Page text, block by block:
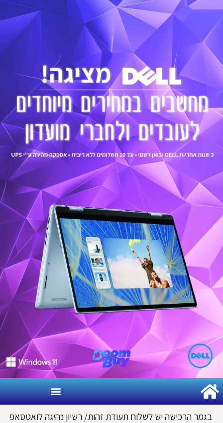
הרכישה יש לשלוח תעודת זהות/רשיון נהיגה לואטסאפ